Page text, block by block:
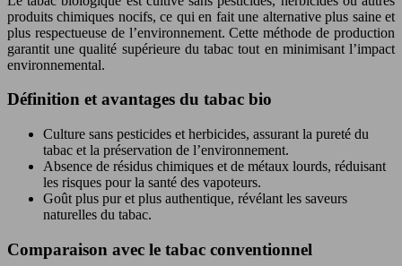
produits chimiques nocifs, ce qui en fait une alternative plus saine et
plus respectueuse de l’environnement. Cette méthode de production
garantit une qualité supérieure du tabac tout en minimisant l’impact
environnemental.
Définition et avantages du tabac bio
Culture sans pesticides et herbicides, assurant la pureté du
tabac et la préservation de l’environnement.
Absence de résidus chimiques et de métaux lourds, réduisant
les risques pour la santé des vapoteurs.
Goût plus pur et plus authentique, révélant les saveurs
naturelles du tabac.
Comparaison avec le tabac conventionnel